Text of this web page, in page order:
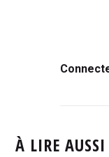
À LIRE AUSSI